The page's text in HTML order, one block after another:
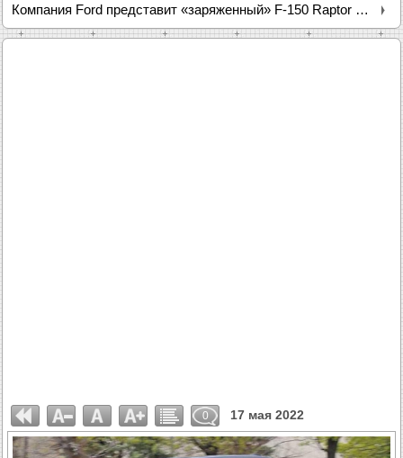
Компания Ford представит «заряженный» F-150 Raptor R с 5,2-литровым V8
0 17 мая 2022